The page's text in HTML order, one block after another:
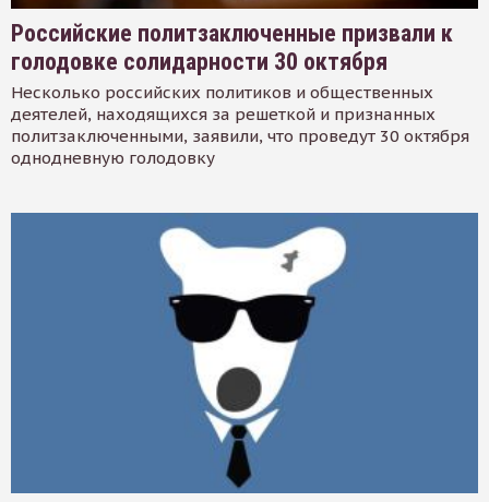
Российские политзаключенные призвали к
голодовке солидарности 30 октября
Несколько российских политиков и общественных
деятелей, находящихся за решеткой и признанных
политзаключенными, заявили, что проведут 30 октября
однодневную голодовку